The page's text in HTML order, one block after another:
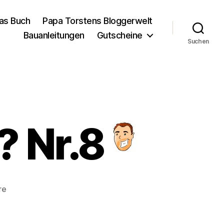
Buch
Papa Torstens Bloggerwelt
Bauanleitungen
Gutscheine
Suchen
Nr.8
zu